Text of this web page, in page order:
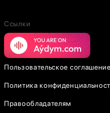
Ссылки
Пользовательское соглашение
Политика
Правообладателям